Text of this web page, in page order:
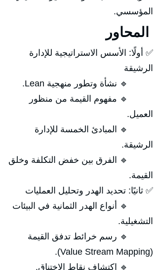
المؤسسي.
✅ أولًا: الأسس الاستراتيجية للإدارة
الرشيقة
🔹 نشأة وتطور منهجية Lean.
🔹 مفهوم القيمة من منظور
العميل.
🔹 المبادئ الخمسة للإدارة
الرشيقة.
🔹 الفرق بين خفض التكلفة وخلق
القيمة.
✅ ثانيًا: تحديد الهدر وتحليل العمليات
🔹 أنواع الهدر الثمانية في البيئات
التشغيلية.
🔹 رسم خرائط تدفق القيمة
(Value Stream Mapping).
🔹 اكتشاف نقاط الاختناق.